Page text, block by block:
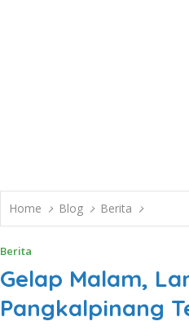
Home Blog Berita
Berita
Gelap Malam,
Pangkalpinang